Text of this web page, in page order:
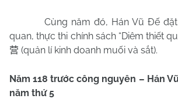
Cùng năm đó, Hán Vũ Đế
quan, thực thi chính sách “Diêm thiết
营 (quản lí kinh doanh muối và sắt).
Năm 118 trước công nguyên – Hán
năm thứ 5